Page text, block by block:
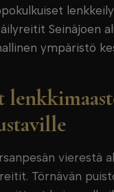
Seinäjoen
ympäristö
vierestä
Törnävän